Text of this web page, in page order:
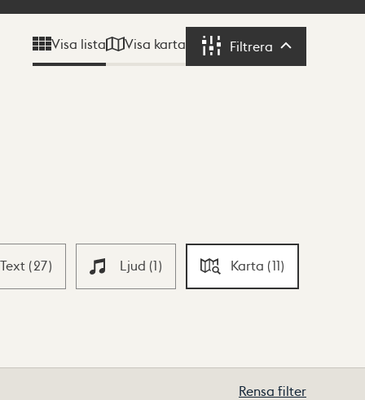
Visa lista Visa karta Filtrera Filtrera
Text (27) Ljud (1) Karta (11)
Rensa filter